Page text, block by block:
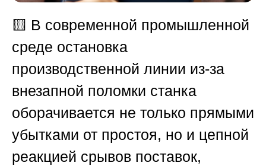
🟨 В современной промышленной
среде остановка
производственной линии из-за
внезапной поломки станка
оборачивается не только прямыми
убытками от простоя, но и цепной
реакцией срывов поставок,